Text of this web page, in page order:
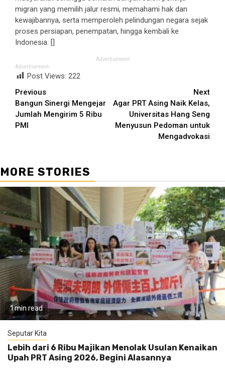
migran yang memilih jalur resmi, memahami hak dan
kewajibannya, serta memperoleh pelindungan negara sejak
proses persiapan, penempatan, hingga kembali ke
Indonesia. []
Advertisement
Advertisement
Post Views: 222
Continue
Reading
Previous
Bangun Sinergi Mengejar
Jumlah Mengirim 5 Ribu
PMI
Next
Agar PRT Asing Naik Kelas,
Universitas Hang Seng
Menyusun Pedoman untuk
Mengadvokasi
MORE STORIES
1 min read
Seputar Kita
Lebih dari 6 Ribu Majikan Menolak Usulan Kenaikan
Upah PRT Asing 2026, Begini Alasannya